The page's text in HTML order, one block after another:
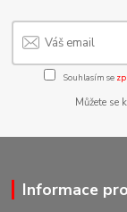
Souhlasím se
Můžete se
Informace